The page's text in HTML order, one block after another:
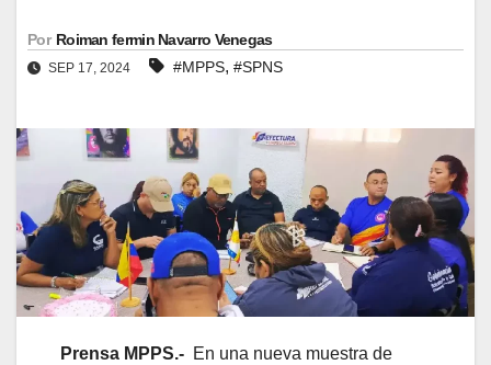
Por Roiman fermin Navarro Venegas
SEP 17, 2024 #MPPS, #SPNS
Prensa MPPS.- En una nueva muestra de